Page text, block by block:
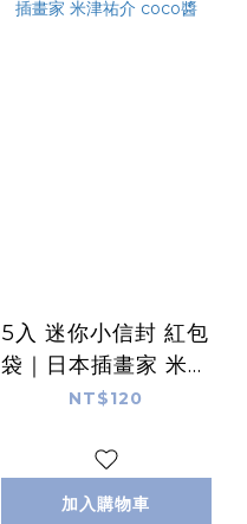
5入 迷你小信封 紅包
袋｜日本插畫家 米津
祐介 coco醬
NT$120
加入購物車